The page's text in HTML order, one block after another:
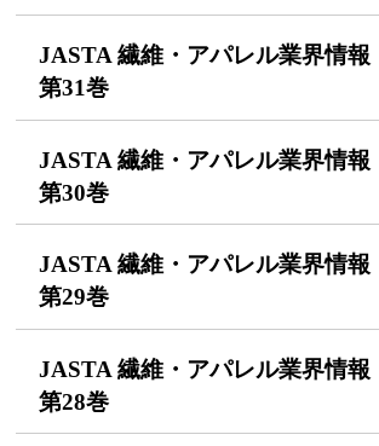
JASTA 繊維・アパレル業界情報
第31巻
JASTA 繊維・アパレル業界情報
第30巻
JASTA 繊維・アパレル業界情報
第29巻
JASTA 繊維・アパレル業界情報
第28巻